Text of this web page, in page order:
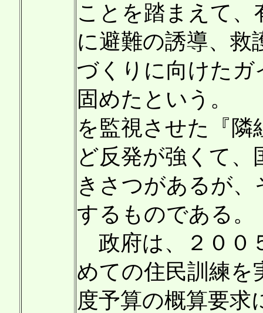
ことを踏まえて、
に避難の誘導、救
づくりに向けた
固めたという。
を監視させた『隣
ど反発が強くて
きさつがあるが
するものである。
政府は、２００
めての住民訓練を
度予算の概算要求